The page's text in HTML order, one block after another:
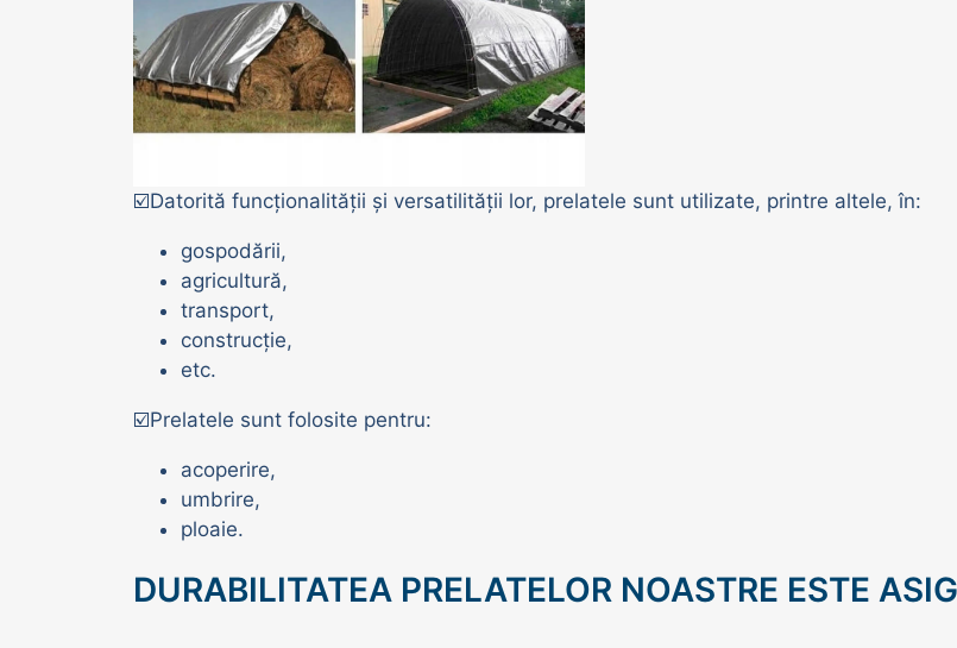
☑️Datorită funcționalității și versatilității lor, prelatele sunt utilizate, printre altele, în:
gospodării,
agricultură,
transport,
construcție,
etc.
☑️Prelatele sunt folosite pentru:
acoperire,
umbrire,
ploaie.
DURABILITATEA PRELATELOR NOASTRE ESTE